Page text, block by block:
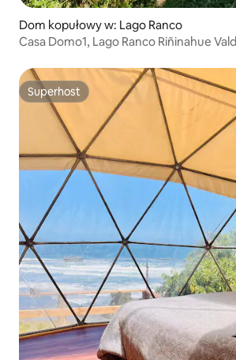
Dom kopułowy w: Lago Ranco
Casa Domo1, Lago Ranco Riñinahue
Superhost
Superhost